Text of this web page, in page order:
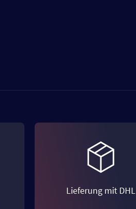
Lieferung mit DHL